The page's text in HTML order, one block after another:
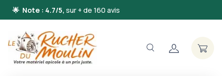
🌟 Note : 4.7/5, sur + de 160 avis